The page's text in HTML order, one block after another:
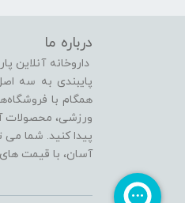
درباره ما
داروخانه آنلاین
پایبندی به سه
همگام با
ورزشی، محصولات
پیدا کنید. شما می
آسان، با قیمت